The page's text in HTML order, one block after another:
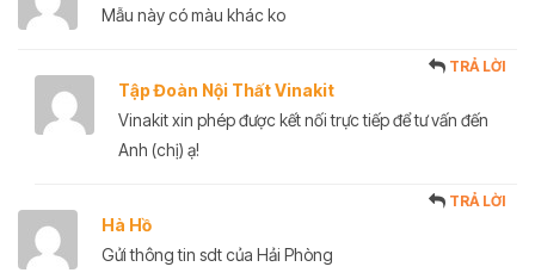
Mẫu này có màu khác ko
Tập Đoàn Nội Thất Vinakit
TRẢ LỜI
Vinakit xin phép được kết nối trực tiếp để tư vấn đến
Anh (chị) ạ!
Hà Hồ
TRẢ LỜI
Gửi thông tin sdt của Hải Phòng